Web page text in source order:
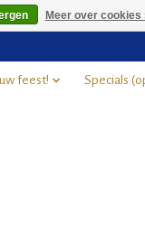
feest!
Specials
Meer over cookies